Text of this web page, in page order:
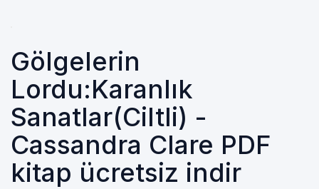
Gölgelerin
Lordu:Karanlık
Sanatlar(Ciltli) -
Cassandra Clare PDF
kitap ücretsiz indir